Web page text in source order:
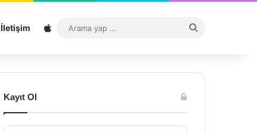
İletişim Sitemap
...
Kayıt Ol